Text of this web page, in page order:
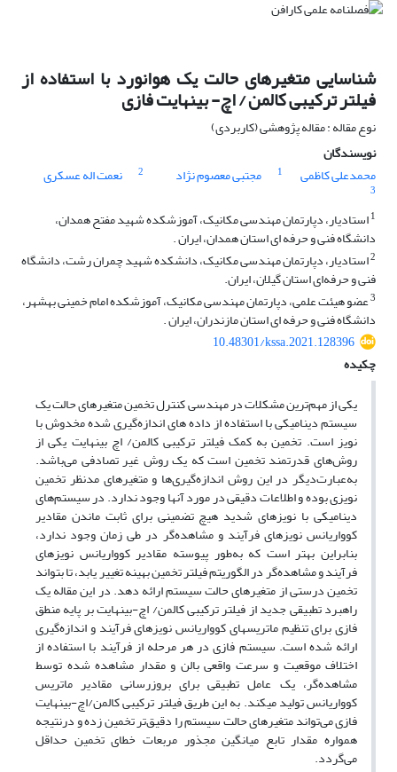
شناسایی متغیرهای حالت یک هوانورد با استفاده از
فیلتر ترکیبی کالمن / اچ- بینهایت فازی
نوع مقاله : مقاله پژوهشی (کاربردی)
نویسندگان
محمدعلی کاظمی
1 مجتبی معصوم نژاد 2 نعمت اله عسکری
3
1استادیار، دپارتمان مهندسی مکانیک، آموزشکده شهید مفتح همدان،
دانشگاه فنی و حرفه ای استان همدان، ایران .
2استادیار، دپارتمان مهندسی مکانیک، دانشکده شهید چمران رشت، دانشگاه
فنی و حرفه‌ای استان گیلان، ایران.
3عضو هیئت علمی، دپارتمان مهندسی مکانیک، آموزشکده امام خمینی بهشهر،
دانشگاه فنی و حرفه ای استان مازندران، ایران .
10.48301/kssa.2021.128396
چکیده
یکی از مهم‌ترین مشکلات در مهندسی کنترل تخمین متغیرهای حالت یک
سیستم دینامیکی با استفاده از داده های اندازه‌گیری شده مخدوش با
نویز است. تخمین به کمک فیلتر ترکیبی کالمن/ اچ بینهایت یکی از
روش‌های قدرتمند تخمین است که یک روش غیر تصادفی می‌باشد.
به‌عبارت‌دیگر در این روش اندازه‌گیری‌ها و متغیرهای مدنظر تخمین
نویزی بوده و اطلاعات دقیقی در مورد آنها وجود ندارد. در سیستم‌های
دینامیکی با نویزهای شدید هیچ تضمینی برای ثابت ماندن مقادیر
کوواریانس نویزهای فرآیند و مشاهده‌گر در طی زمان وجود ندارد،
بنابراین بهتر است که به‌طور پیوسته مقادیر کوواریانس نویزهای
فرآیند و مشاهده‌گر در الگوریتم فیلتر تخمین بهینه تغییر یابد، تا بتواند
تخمین درستی از متغیرهای حالت سیستم ارائه دهد. در این مقاله یک
راهبرد تطبیقی جدید از فیلتر ترکیبی کالمن/ اچ-بینهایت بر پایه منطق
فازی برای تنظیم ماتریس­های کوواریانس نویزهای فرآیند و اندازه‌گیری
ارائه ‌شده است. سیستم فازی در هر مرحله از فرآیند با استفاده از
اختلاف موقعیت و سرعت واقعی بالن و مقدار مشاهده‌ شده توسط
مشاهده‌گر، یک عامل تطبیقی برای بروزرسانی مقادیر ماتریس
کوواریانس تولید می­کند. به این طریق فیلتر ترکیبی کالمن/اچ-بینهایت
فازی می‌تواند متغیرهای حالت سیستم را دقیق‌تر تخمین زده و درنتیجه
همواره مقدار تابع میانگین مجذور مربعات خطای تخمین حداقل
می‌گردد.